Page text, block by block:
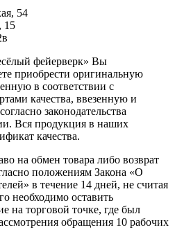
54
15
фейерверк» Вы
приобрести оригинальную
в соответствии с
качества, ввезенную и
законодательства
Вся продукция в наших
качества.
на обмен товара либо возврат
положениям Закона «О
в течение 14 дней, не считая
необходимо оставить
на торговой точке, где был
обращения 10 рабочих